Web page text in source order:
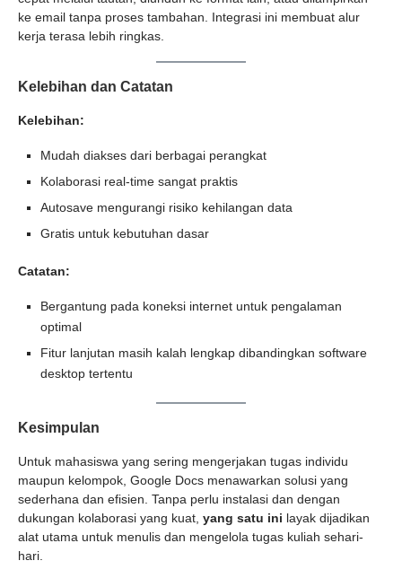
ke email tanpa proses tambahan. Integrasi ini membuat alur
kerja terasa lebih ringkas.
Kelebihan dan Catatan
Kelebihan:
Mudah diakses dari berbagai perangkat
Kolaborasi real-time sangat praktis
Autosave mengurangi risiko kehilangan data
Gratis untuk kebutuhan dasar
Catatan:
Bergantung pada koneksi internet untuk pengalaman
optimal
Fitur lanjutan masih kalah lengkap dibandingkan software
desktop tertentu
Kesimpulan
Untuk mahasiswa yang sering mengerjakan tugas individu
maupun kelompok, Google Docs menawarkan solusi yang
sederhana dan efisien. Tanpa perlu instalasi dan dengan
dukungan kolaborasi yang kuat, yang satu ini layak dijadikan
alat utama untuk menulis dan mengelola tugas kuliah sehari-
hari.